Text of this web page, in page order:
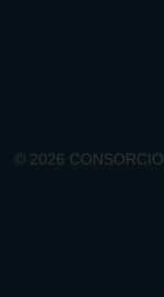
© 2026